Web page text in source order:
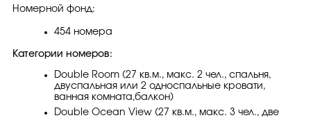
Номерной фонд:
454 номера
Категории номеров:
Double Room (27 кв.м., макс. 2 чел., спальня,
двуспальная или 2 односпальные кровати,
ванная комната,балкон)
Double Ocean View (27 кв.м., макс. 3 чел., две